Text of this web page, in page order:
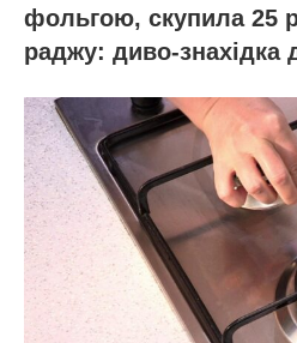
фольгою, скупила 25
раджу: диво-знахідка